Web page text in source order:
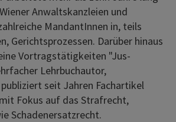
Anwaltskanzleien und
MandantInnen in, teils
Gerichtsprozessen. Darüber hinaus
Vortragstätigkeiten "Jus-
Lehrbuchautor,
seit Jahren Fachartikel
Fokus auf das Strafrecht,
Schadenersatzrecht.